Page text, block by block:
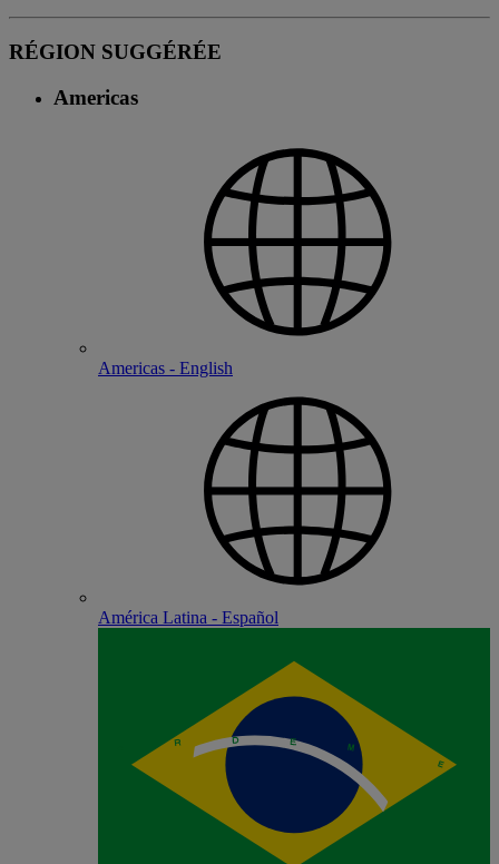
RÉGION SUGGÉRÉE
Americas
Americas - English
América Latina - Español